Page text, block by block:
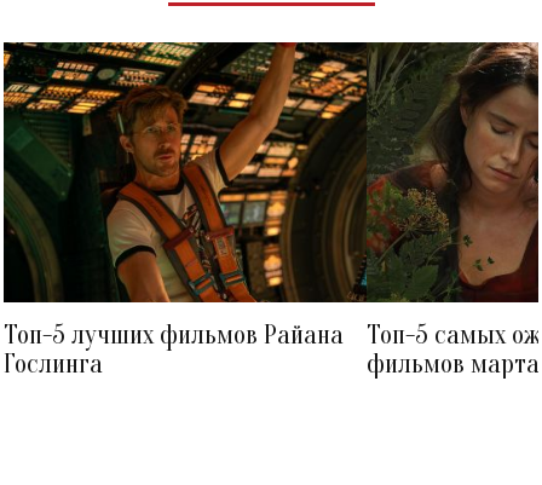
Топ-5 лучших фильмов Райана
Гослинга
Топ-5 самых
фильмов